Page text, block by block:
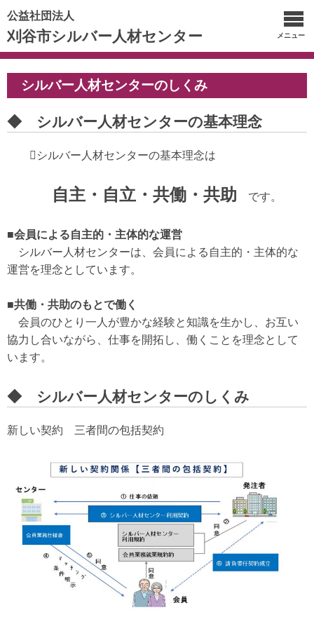
公益社団法人
刈谷市シルバー人材センター メニュー
シルバー人材センターのしくみ
◆ シルバー人材センターの基本理念
シルバー人材センターの基本理念は
自主・自立・共働・共助 です。
■会員による自主的・主体的な運営
シルバー人材センターは、会員による自主的・主体的な
運営を理念としています。
■共働・共助のもとで働く
会員のひとり一人が豊かな経験と知識を生かし、お互い
協力し合いながら、仕事を開拓し、 働くことを理念として
います。
◆ シルバー人材センターのしくみ
新しい契約 三者間の包括契約